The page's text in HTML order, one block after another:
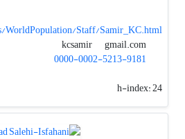
WorldPopulation/Staff/Samir_KC.html
kcsamir
gmail.com
0000-0002-5213-9181
h-index:24